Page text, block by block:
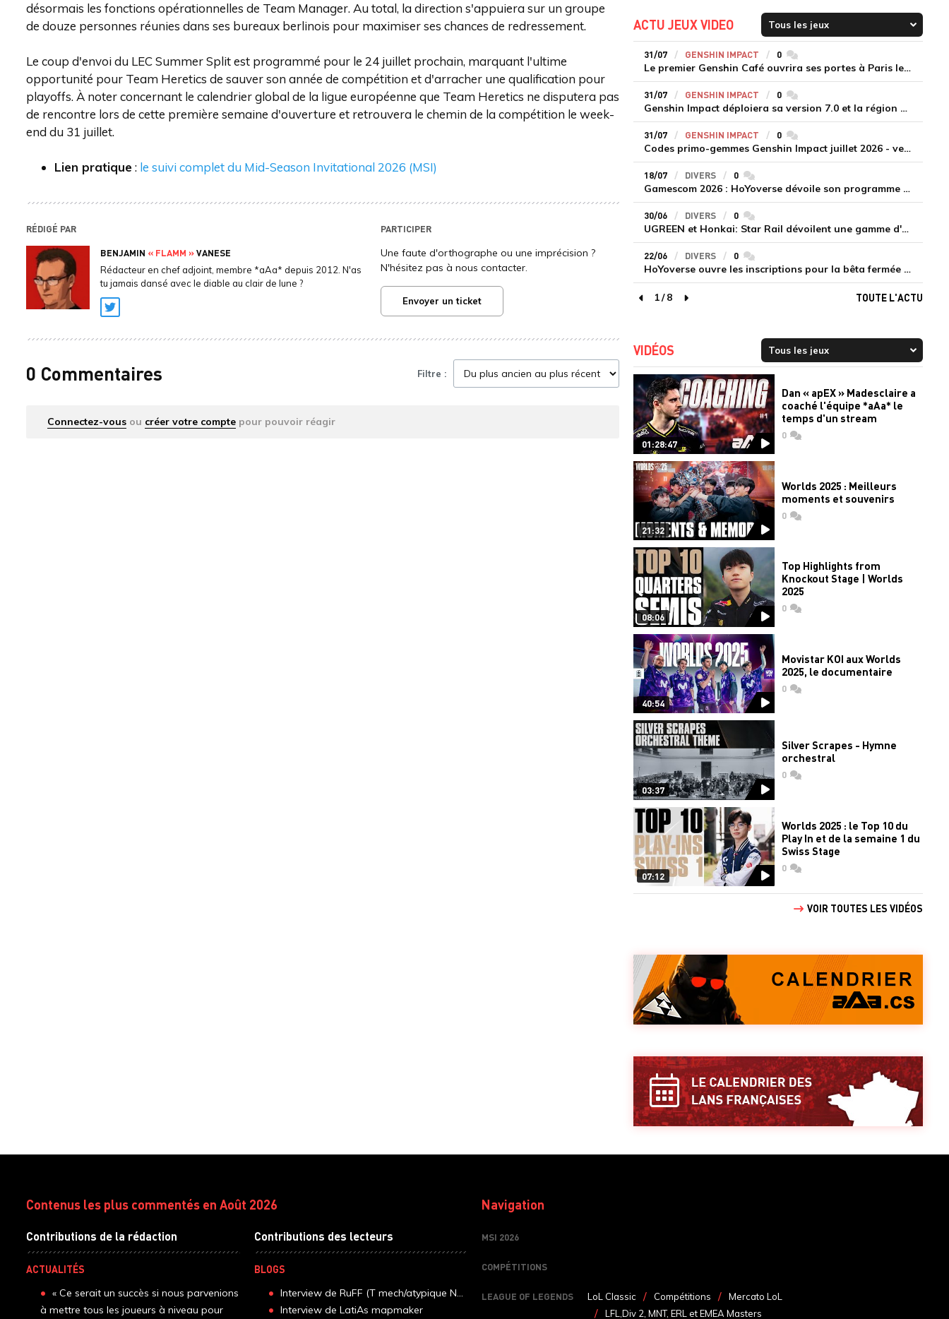
désormais les fonctions opérationnelles de Team Manager. Au total, la direction s'appuiera sur un groupe
de douze personnes réunies dans ses bureaux berlinois pour maximiser ses chances de redressement.
Le coup d'envoi du LEC Summer Split est programmé pour le 24 juillet prochain, marquant l'ultime
opportunité pour Team Heretics de sauver son année de compétition et d'arracher une qualification pour
playoffs. À noter concernant le calendrier global de la ligue européenne que Team Heretics ne disputera pas
de rencontre lors de cette première semaine d'ouverture et retrouvera le chemin de la compétition le week-
end du 31 juillet.
Lien pratique: le suivi complet du Mid-Season Invitational 2026 (MSI)
RÉDIGÉ PAR
BENJAMIN « FLAMM »VANESE
Rédacteur en chef adjoint, membre *aAa* depuis 2012. N'as
tu jamais dansé avec le diable au clair de lune ?
Twitter
PARTICIPER
Une faute d'orthographe ou une imprécision ?
N'hésitez pas à nous contacter.
Envoyer un ticket
0 Commentaires Filtre :
Connectez-vous ou créer votre compte pour pouvoir réagir
ACTU JEUX VIDEO
31/07 GENSHIN IMPACT 0commentaires
Le premier Genshin Café ouvrira ses portes à Paris le 14 août
31/07 GENSHIN IMPACT 0commentaires
Genshin Impact déploiera sa version 7.0 et la région de Snezhnaya le 12 août
31/07 GENSHIN IMPACT 0commentaires
Codes primo-gemmes Genshin Impact juillet 2026 - version 7.0
18/07 DIVERS 0commentaires
Gamescom 2026 : HoYoverse dévoile son programme et présente deux nouveaux jeux inédits
30/06 DIVERS 0commentaires
UGREEN et Honkai: Star Rail dévoilent une gamme d'accessoires de recharge en édition limitée
22/06 DIVERS 0commentaires
HoYoverse ouvre les inscriptions pour la bêta fermée de Honkai : Nexus Anima
page précédente
1/8
page suivante
TOUTE L'ACTU
VIDÉOS
01:28:47
Dan « apEX » Madesclaire a
coaché l'équipe *aAa* le
temps d'un stream
0commentaires
21:32
Worlds 2025 : Meilleurs
moments et souvenirs
0commentaires
08:06
Top Highlights from
Knockout Stage | Worlds
2025
0commentaires
40:54
Movistar KOI aux Worlds
2025, le documentaire
0commentaires
03:37
Silver Scrapes - Hymne
orchestral
0commentaires
07:12
Worlds 2025 : le Top 10 du
Play In et de la semaine 1 du
Swiss Stage
0commentaires
VOIR TOUTES LES VIDÉOS
Contenus les plus commentés en Août 2026
Contributions de la rédaction
ACTUALITÉS
« Ce serait un succès si nous parvenions
à mettre tous les joueurs à niveau pour
Contributions des lecteurs
BLOGS
Interview de RuFF (T mech/atypique N...
Interview de LatiAs mapmaker
Navigation
MSI 2026
COMPÉTITIONS
LEAGUE OF LEGENDS LoL Classic Compétitions
Mercato LoL
LFL,Div 2, MNT, ERL et EMEA Masters